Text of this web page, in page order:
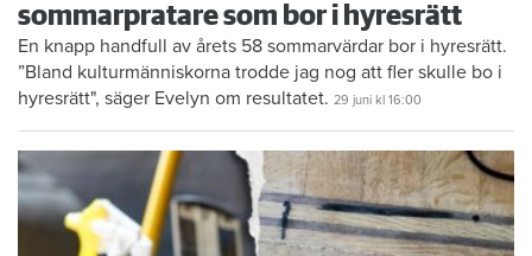
sommarpratare som bor i hyresrätt
En knapp handfull av årets 58 sommarvärdar bor i hyresrätt.
”Bland kulturmänniskorna trodde jag nog att fler skulle bo i
hyresrätt", säger Evelyn om resultatet. 29 juni kl 16:00